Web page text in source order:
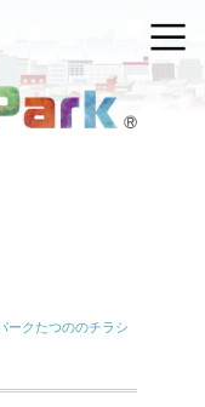
ークたつののチラシ